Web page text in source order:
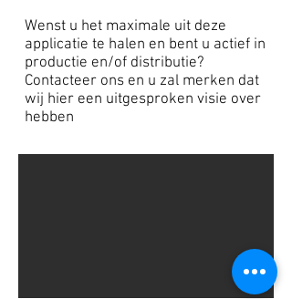
Wenst u het maximale uit deze
applicatie te halen en bent u actief in
productie en/of distributie?
Contacteer ons en u zal merken dat
wij hier een uitgesproken visie over
hebben